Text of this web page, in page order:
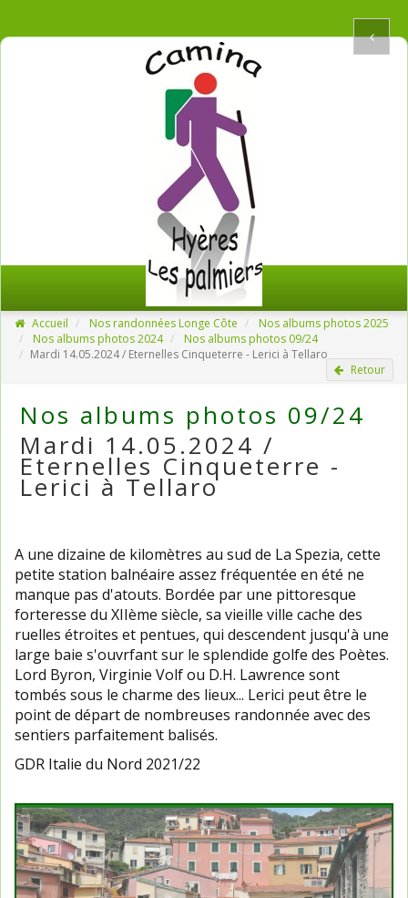
Accueil Nos randonnées Longe Côte
Nos albums photos 2025
Nos albums photos 2024
Nos albums photos 09/24
Mardi 14.05.2024 / Eternelles Cinqueterre - Lerici à Tellaro
Retour
Nos albums photos 09/24
Mardi 14.05.2024 /
Eternelles Cinqueterre -
Lerici à Tellaro
A une dizaine de kilomètres au sud de La Spezia, cette
petite station balnéaire assez fréquentée en été ne
manque pas d'atouts. Bordée par une pittoresque
forteresse du XIIème siècle, sa vieille ville cache des
ruelles étroites et pentues, qui descendent jusqu'à une
large baie s'ouvrfant sur le splendide golfe des Poètes.
Lord Byron, Virginie Volf ou D.H. Lawrence sont
tombés sous le charme des lieux... Lerici peut être le
point de départ de nombreuses randonnée avec des
sentiers parfaitement balisés.
GDR Italie du Nord 2021/22